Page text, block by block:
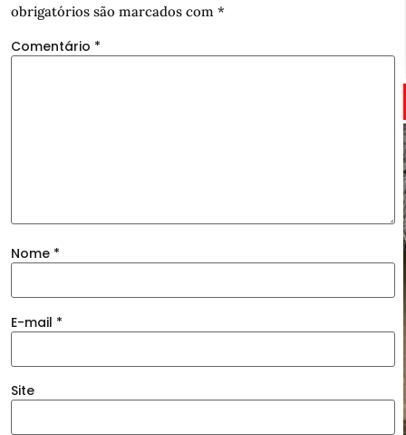
obrigatórios são marcados com *
Comentário *
Nome *
E-mail *
Site